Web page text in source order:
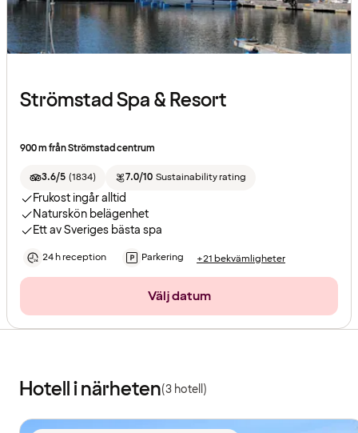
Strömstad Spa & Resort
900 m från Strömstad centrum
3.6/5 (1834) 7.0/10 Sustainability rating
Frukost ingår alltid
Naturskön belägenhet
Ett av Sveriges bästa spa
24 h reception Parkering +21 bekvämligheter
Välj datum
Hotell i närheten(3 hotell)